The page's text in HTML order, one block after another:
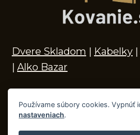
Dvere Skladom | Kabelky |
| Alko Bazar
© 2026 Kľučky na dvere,
Používame súbory cookies. Vypnúť
nastaveniach.